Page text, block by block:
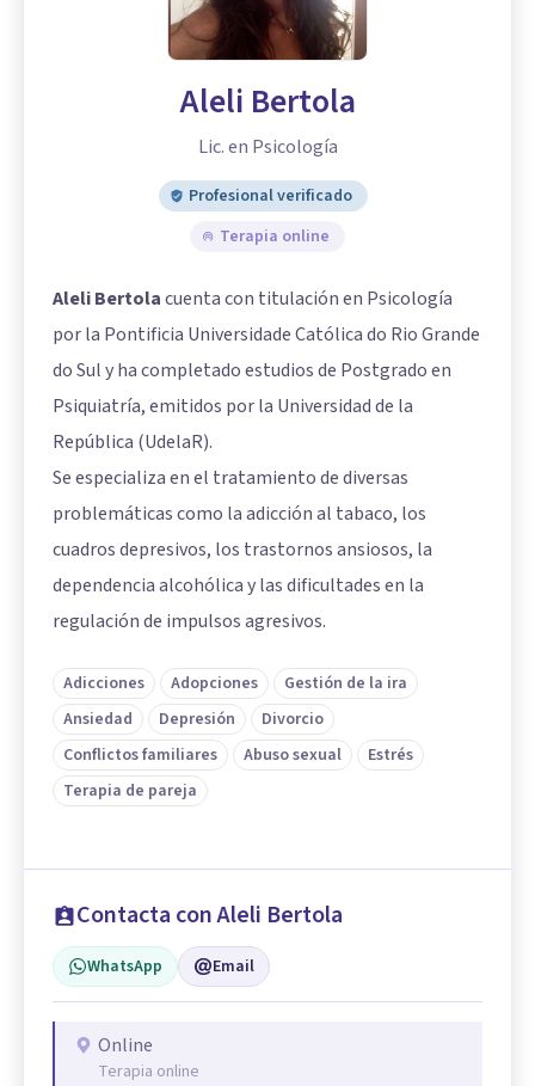
Aleli Bertola
Lic. en Psicología
Profesional verificado
Terapia online
Aleli Bertolacuenta con titulación en Psicología
por la Pontificia Universidade Católica do Rio Grande
do Sul y ha completado estudios de Postgrado en
Psiquiatría, emitidos por la Universidad de la
República (UdelaR).
Se especializa en el tratamiento de diversas
problemáticas como la adicción al tabaco, los
cuadros depresivos, los trastornos ansiosos, la
dependencia alcohólica y las dificultades en la
regulación de impulsos agresivos.
Adicciones Adopciones
Gestión de la ira
Ansiedad
Depresión
Divorcio
Conflictos familiares
Abuso sexual
Estrés
Terapia de pareja
Contacta con Aleli Bertola
WhatsApp Email
Online
Terapia online